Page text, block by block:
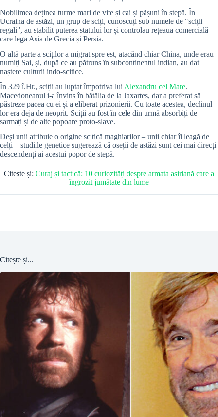
Nobilimea deținea turme mari de vite și cai și pășuni în stepă. În
Ucraina de astăzi, un grup de sciți, cunoscuți sub numele de “sciții
regali”, au stabilit puterea statului lor și controlau rețeaua comercială
care lega Asia de Grecia și Persia.
O altă parte a sciților a migrat spre est, atacând chiar China, unde erau
numiți Sai, și, după ce au pătruns în subcontinentul indian, au dat
naștere culturii indo-scitice.
În 329 î.Hr., sciții au luptat împotriva lui Alexandru cel Mare.
Macedoneanul i-a învins în bătălia de la Jaxartes, dar a preferat să
păstreze pacea cu ei și a eliberat prizonierii. Cu toate acestea, declinul
lor era deja de neoprit. Sciții au fost în cele din urmă absorbiți de
sarmați și de alte popoare proto-slave.
Deși unii atribuie o origine scitică maghiarilor – unii chiar îi leagă de
celți – studiile genetice sugerează că oseții de astăzi sunt cei mai direcți
descendenți ai acestui popor de stepă.
Citește și: Curaj și tactică: 10 curiozități despre armata asiriană care a
îngrozit jumătate din lume
Citește și...